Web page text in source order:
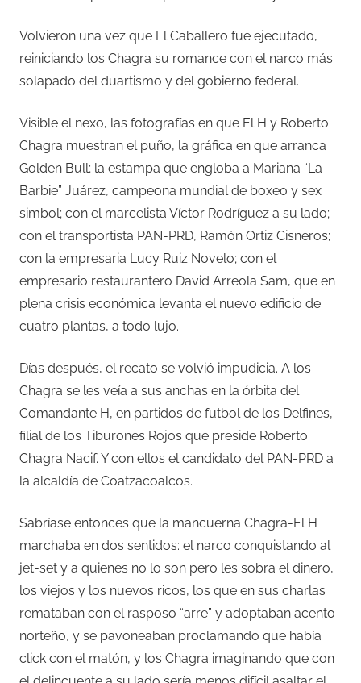
Volvieron una vez que El Caballero fue ejecutado,
reiniciando los Chagra su romance con el narco más
solapado del duartismo y del gobierno federal.
Visible el nexo, las fotografías en que El H y Roberto
Chagra muestran el puño, la gráfica en que arranca
Golden Bull; la estampa que engloba a Mariana “La
Barbie” Juárez, campeona mundial de boxeo y sex
simbol; con el marcelista Víctor Rodríguez a su lado;
con el transportista PAN-PRD, Ramón Ortiz Cisneros;
con la empresaria Lucy Ruiz Novelo; con el
empresario restaurantero David Arreola Sam, que en
plena crisis económica levanta el nuevo edificio de
cuatro plantas, a todo lujo.
Días después, el recato se volvió impudicia. A los
Chagra se les veía a sus anchas en la órbita del
Comandante H, en partidos de futbol de los Delfines,
filial de los Tiburones Rojos que preside Roberto
Chagra Nacif. Y con ellos el candidato del PAN-PRD a
la alcaldía de Coatzacoalcos.
Sabríase entonces que la mancuerna Chagra-El H
marchaba en dos sentidos: el narco conquistando al
jet-set y a quienes no lo son pero les sobra el dinero,
los viejos y los nuevos ricos, los que en sus charlas
remataban con el rasposo “arre” y adoptaban acento
norteño, y se pavoneaban proclamando que había
click con el matón, y los Chagra imaginando que con